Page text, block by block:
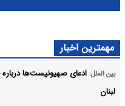
مهمترین اخبار
بین الملل: ادعای صهیونیست‌ها
لبنان